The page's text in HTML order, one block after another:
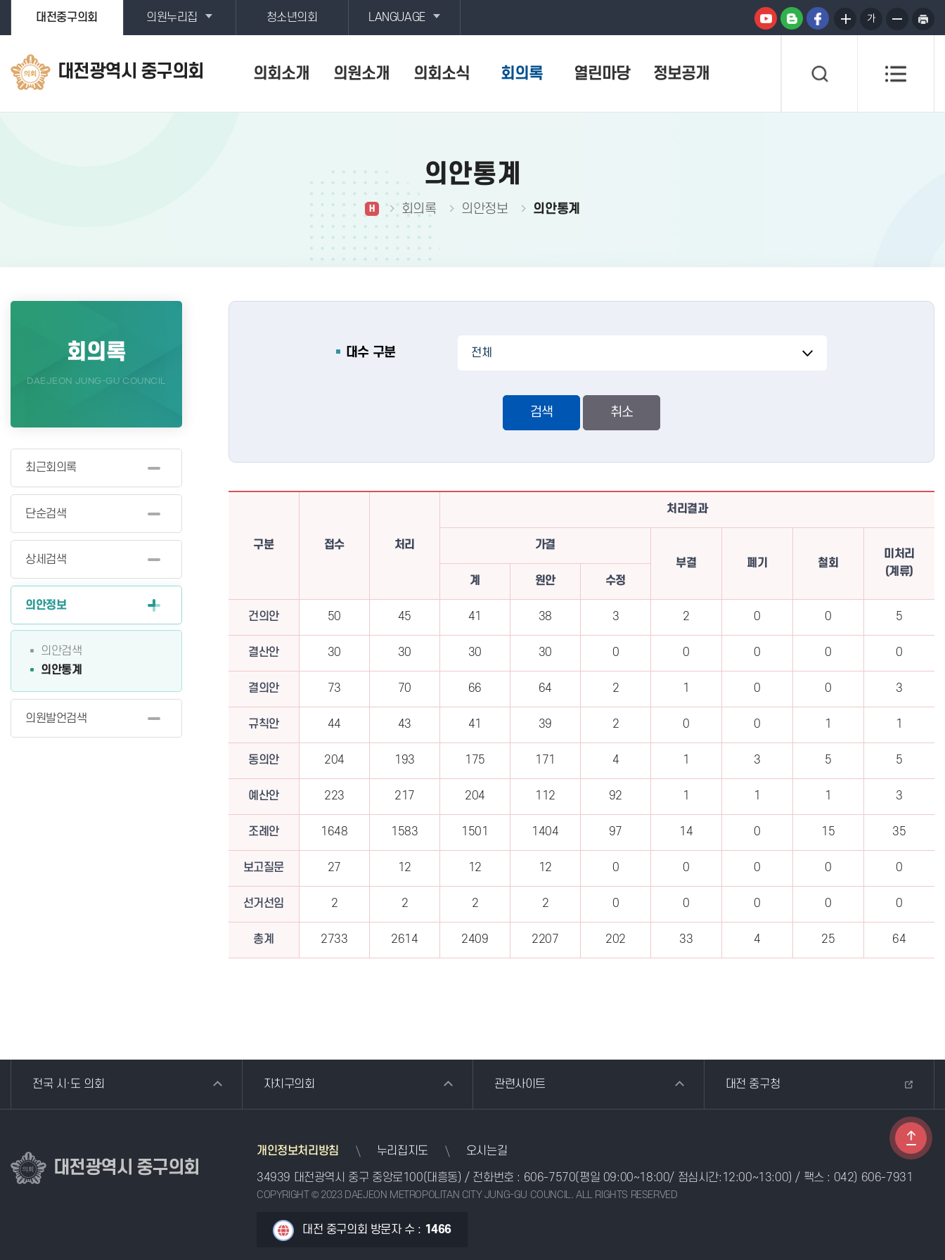
대전중구의회
의원누리집 청소년의회 LANGUAGE 가
대전광역시 중구의회 의회소개 의원소개 의회소식 회의록 열린마당 정보공개
의안통계
H 회의록 의안정보 의안통계
회의록
DAEJEON JUNG-GU COUNCIL
최근회의록
단순검색
상세검색
의안정보
의안검색
의안통계
의원발언검색
대수 구분
검색
구분 접수 처리
처리결과
가결
부결
폐기 철회
미처리
(계류)
계 원안 수정
건의안 50 45 41 38 3 2 0 0 5
결산안 30 30 30 30 0 0 0 0 0
결의안 73 70 66 64 2 1 0 0 3
규칙안 44 43 41 39 2 0 0 1 1
동의안 204 193 175 171 4 1 3 5 5
예산안 223 217 204 112 92 1 1 1 3
조례안 1648 1583 1501 1404 97 14 0 15 35
보고질문 27 12 12 12 0 0 0 0 0
선거선임 2 2 2 2 0 0 0 0 0
총계 2733 2614 2409 2207 202 33 4 25 64
전국 시·도 의회 자치구의회 관련사이트 대전 중구청
대전광역시 중구의회
개인정보처리방침 누리집지도 오시는길
34939 대전광역시 중구 중앙로100(대흥동)/ 전화번호 : 606-7570(평일 09:00~18:00/ 점심시간:12:00~13:00) / 팩스 : 042) 606-7931
COPYRIGHT © 2023 DAEJEON METROPOLITAN CITY JUNG-GU COUNCIL. ALL RIGHTS RESERVED
대전 중구의회 방문자 수 : 1466